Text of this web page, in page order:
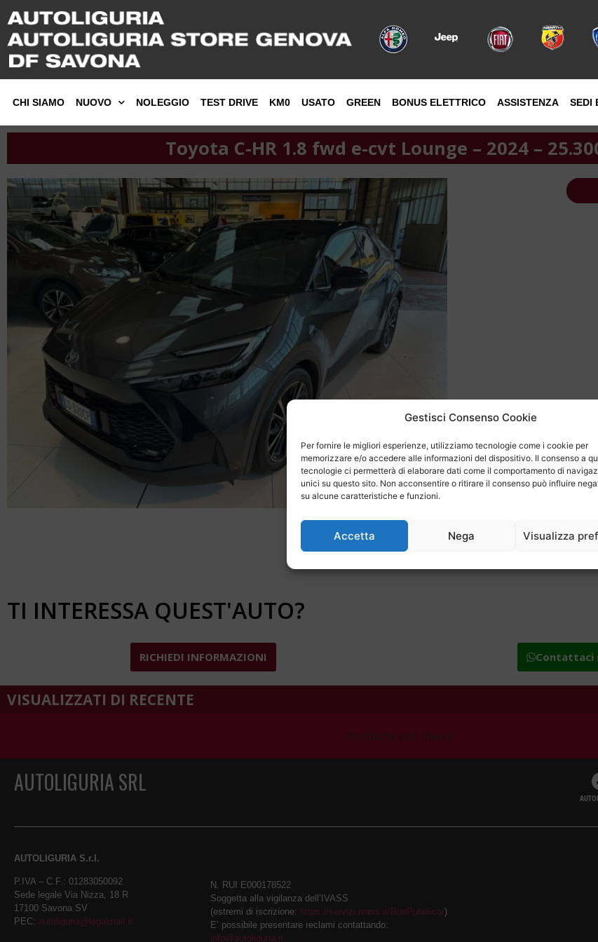
Gestisci Consenso Cookie
Per fornire le migliori esperienze, utilizziamo tecnologie come i cookie per
memorizzare e/o accedere alle informazioni del dispositivo. Il consenso a
tecnologie ci permetterà di elaborare dati come il comportamento di
unici su questo sito. Non acconsentire o ritirare il consenso può influire
su alcune caratteristiche e funzioni.
Accetta Nega Visualizza
CHI SIAMO NUOVO NOLEGGIO TEST DRIVE KM0 USATO GREEN BONUS ELETTRICO ASSISTENZA SEDI
Toyota C-HR 1.8 fwd e-cvt Lounge – 2024 –
TI INTERESSA QUEST'AUTO?
RICHIEDI INFORMAZIONI Contattaci
VISUALIZZATI DI RECENTE
Products not found
AUTOLIGURIA SRL
AUTOLIGURIA S.r.l.
P.IVA – C.F.: 01283050092
Sede legale Via Nizza, 18 R
17100 Savona SV
PEC: autoliguria@legalmail.it
N. RUI E000178522
Soggetta alla vigilanza dell’IVASS
(estremi di iscrizione: https://servizi.ivass.it/RuirPubblica/)
E’ possibile presentare reclami contattando:
info@autoliguria.it